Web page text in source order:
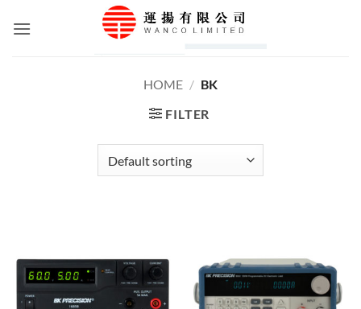
HOME / BK
FILTER